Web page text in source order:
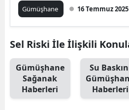
Gümüşhane 16 Temmuz 2025
Sel Riski İle İlişkili
Gümüşhane
Sağanak
Haberleri
Su
Haberleri